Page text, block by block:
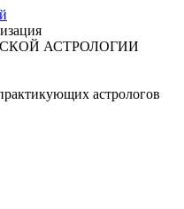
АСТРОЛОГИИ
астрологов